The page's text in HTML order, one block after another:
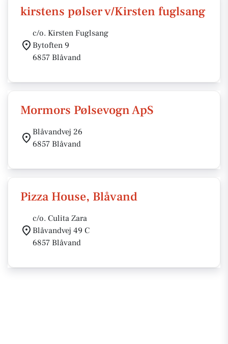
kirstens pølser v/Kirsten fuglsang
c/o. Kirsten Fuglsang
Bytoften 9
6857 Blåvand
Mormors Pølsevogn ApS
Blåvandvej 26
6857 Blåvand
Pizza House, Blåvand
c/o. Culita Zara
Blåvandvej 49 C
6857 Blåvand